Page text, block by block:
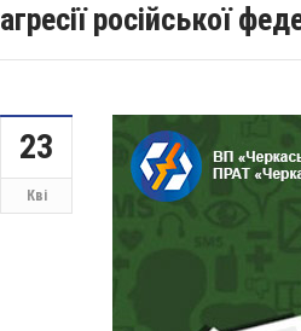
агресії російської
23
Кві